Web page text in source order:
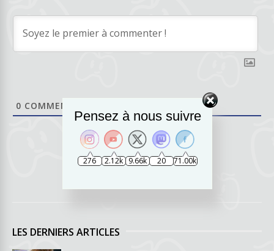
0 COMMENTAIRES
LES DERNIERS ARTICLES
Pensez à nous suivre
276 2.12k 9.66k 20 71.00k